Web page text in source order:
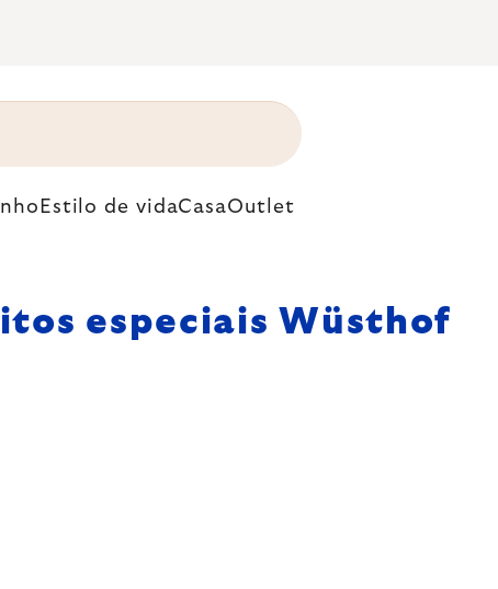
Estilo de vidaCasaOutlet
especiais Wüsthof